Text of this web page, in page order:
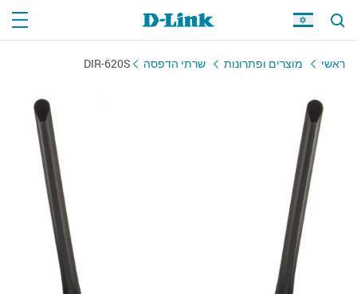
ראשי מוצרים ופתרונות שרתי הדפסה DIR-620S